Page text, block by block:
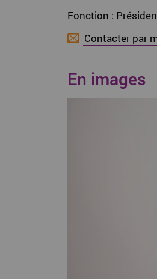
Fonction :
Contacter par
En images